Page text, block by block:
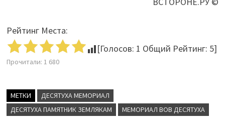
Рейтинг Места:
[Голосов: 1 Общий Рейтинг: 5]
Прочитали: 1 680
МЕТКИ
ДЕСЯТУХА МЕМОРИАЛ
ДЕСЯТУХА ПАМЯТНИК ЗЕМЛЯКАМ
МЕМОРИАЛ ВОВ ДЕСЯТУХА